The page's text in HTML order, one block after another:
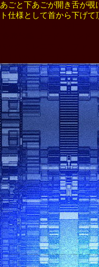
と下あごが開き舌が覗
仕様として首から下げて